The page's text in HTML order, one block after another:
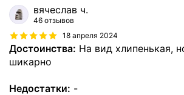
вячеслав ч.
46 отзывов
18 апреля 2024
Достоинства: На вид хлипенькая,
шикарно
Недостатки: -